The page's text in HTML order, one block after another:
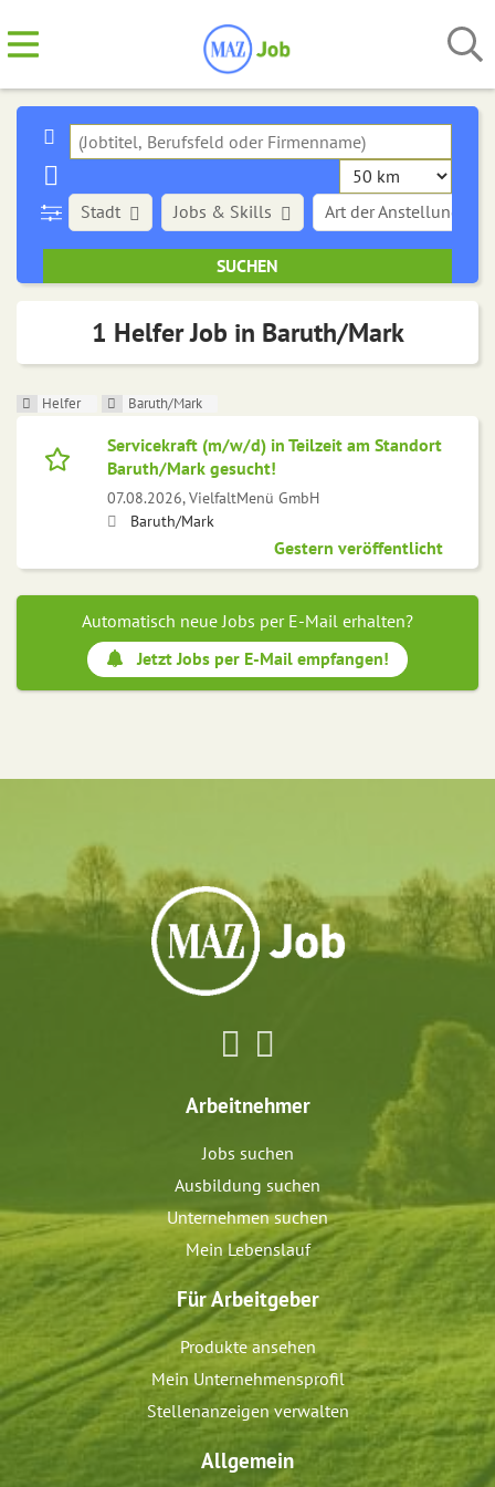
Stadt Art der Anstellung
Jobs & Skills
1 Helfer Job in Baruth/Mark
Helfer Baruth/Mark
Servicekraft (m/w/d) in Teilzeit am Standort
Baruth/Mark gesucht!
07.08.2026,VielfaltMenü GmbH
Baruth/Mark
Gestern veröffentlicht
Automatisch neue Jobs per E-Mail erhalten?
Jetzt Jobs per E-Mail empfangen!
Arbeitnehmer
Jobs suchen
Ausbildung suchen
Unternehmen suchen
Mein Lebenslauf
Für Arbeitgeber
Produkte ansehen
Mein Unternehmensprofil
Stellenanzeigen verwalten
Allgemein